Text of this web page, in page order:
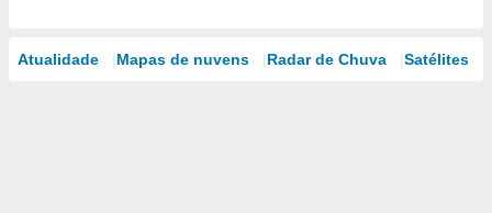
Atualidade Mapas de nuvens Radar de Chuva Satélites